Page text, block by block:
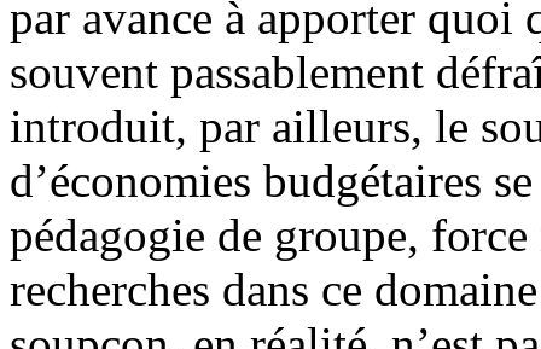
par avance à apporter quoi
souvent passablement
introduit, par ailleurs, le
d’économies budgétaires
pédagogie de groupe,
recherches dans ce